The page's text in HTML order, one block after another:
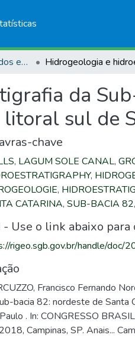
Trabalhos Apresentados em Eventos
da
sul de
chave
, LAGUM SOLE CANAL,
,
,
CATARINA, SUB-BACIA 82,
- Use o link abaixo
rigeo.sgb.gov.br/handle/doc/
Francisco Fernando
bacia 82: nordeste de Santa
. In: CONGRESSO
Campinas, SP. Anais...